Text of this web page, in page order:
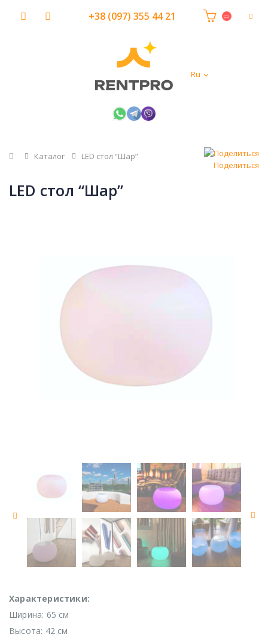
Ru
+38 (097) 355 44 21
Главная
Каталог
LED стол “Шар”
Поделиться
LED стол “Шар”
Характеристики:
Ширина: 65 см
Высота: 42 см